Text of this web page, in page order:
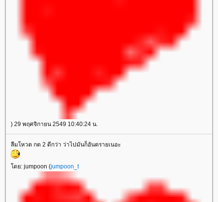
) 29 พฤศจิกายน 2549 10:40:24 น.
ลืมโหวต กด 2 ดีกว่า ว่าไปมันก็อันตรายเนอะ
ดย: jumpoon (jumpoon_t